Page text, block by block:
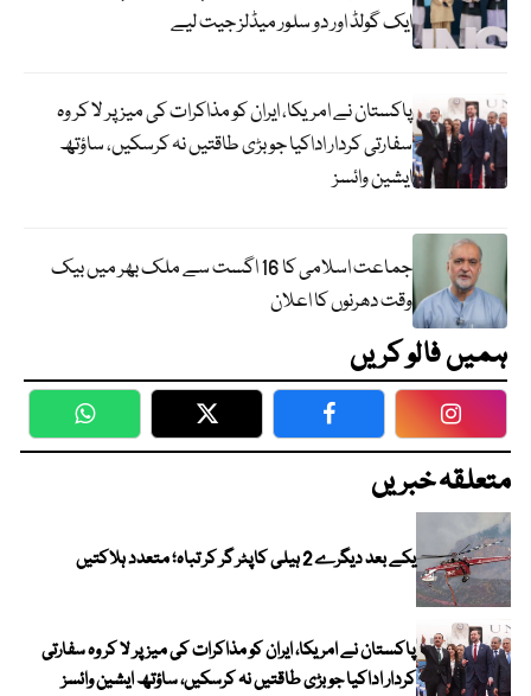
ایک گولڈ اور دو سلور میڈلز جیت لیے
پاکستان نے امریکا، ایران کو مذاکرات کی میز پر لا کر وہ
سفارتی کردار اداکیا جو بڑی طاقتیں نہ کرسکیں، ساؤتھ
ایشین وائسز
جماعت اسلامی کا 16 اگست سے ملک بھر میں بیک
وقت دھرنوں کا اعلان
ہمیں فالو کریں
WhatsApp Twitter Facebook
متعلقہ خبریں
یکے بعد دیگرے 2 ہیلی کاپٹر گر کر تباہ؛ متعدد ہلاکتیں
پاکستان نے امریکا، ایران کو مذاکرات کی میز پر لا کر وہ سفارتی
کردار اداکیا جو بڑی طاقتیں نہ کرسکیں، ساؤتھ ایشین وائسز